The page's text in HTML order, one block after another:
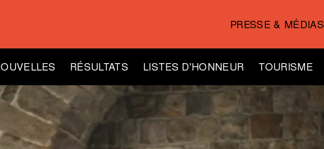
PRESSE & MÉDIAS
RÉSULTATS LISTES D'HONNEUR TOURISME